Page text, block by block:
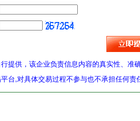
提供，该企业负责信息内容的真实性、准
台,对具体交易过程不参与也不承担任何责